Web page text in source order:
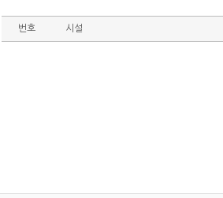
번호 시설